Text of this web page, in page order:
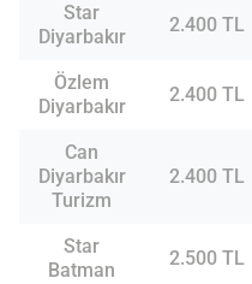
Star
Diyarbakır
2.400 TL
Özlem
Diyarbakır
2.400 TL
Can
Diyarbakır
Turizm
2.400 TL
Star
Batman
2.500 TL